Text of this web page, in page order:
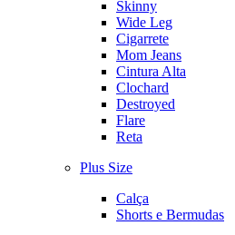
Skinny
Wide Leg
Cigarrete
Mom Jeans
Cintura Alta
Clochard
Destroyed
Flare
Reta
Plus Size
Calça
Shorts e Bermudas